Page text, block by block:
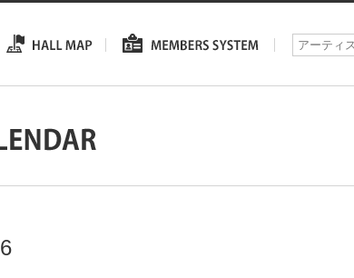
6